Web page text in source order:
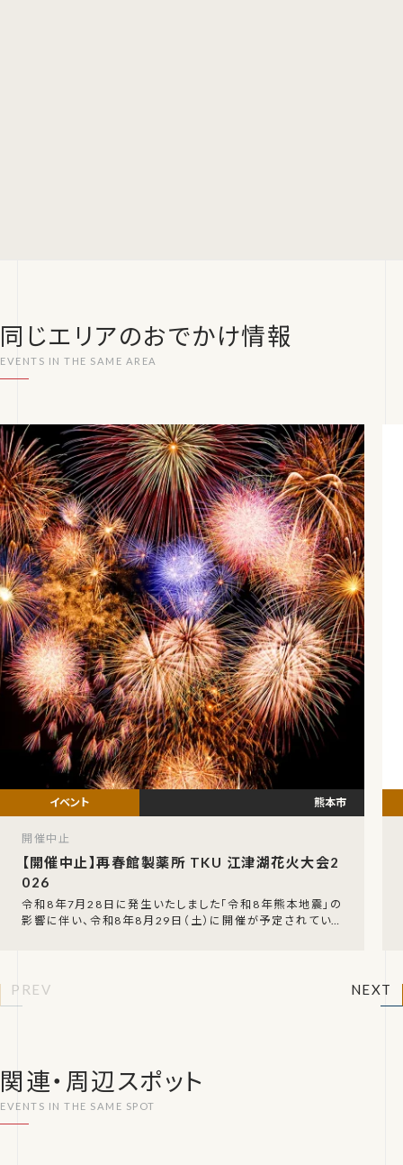
同じエリアのおでかけ情報
【開催中止】再春館製薬所 TKU 江津湖花火大会2
026
令和8年7月28日に発生いたしました「令和8年熊本地震」の
影響に伴い、令和8年8月29日（土）に開催が予定されていた
熊本市
開催中止
PREV NEXT
関連・周辺スポット